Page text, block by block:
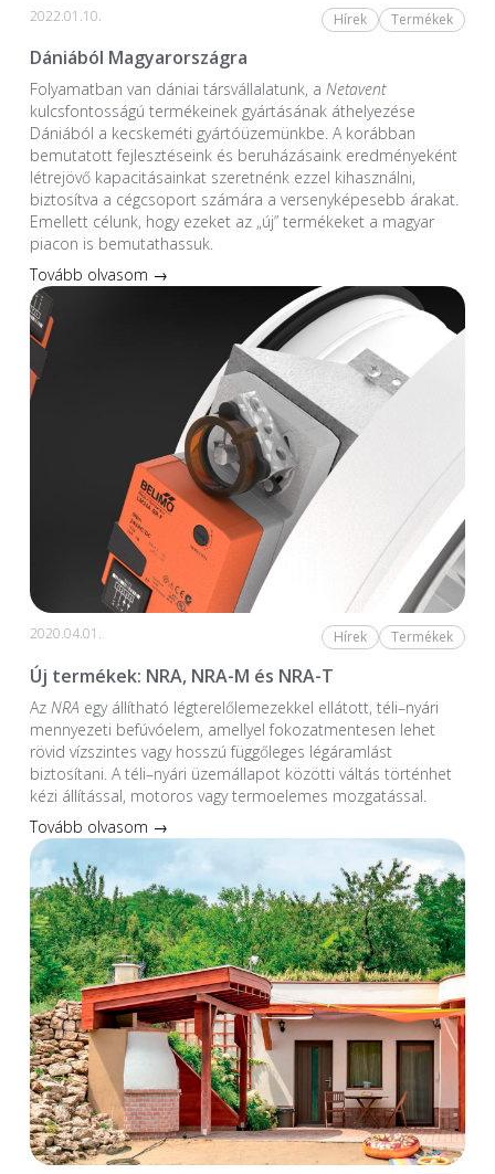
2022.01.10. Hírek Termékek
Dániából Magyarországra
Folyamatban van dániai társvállalatunk, a Netavent
kulcsfontosságú termékeinek gyártásának áthelyezése
Dániából a kecskeméti gyártóüzemünkbe. A korábban
bemutatott fejlesztéseink és beruházásaink eredményeként
létrejövő kapacitásainkat szeretnénk ezzel kihasználni,
biztosítva a cégcsoport számára a versenyképesebb árakat.
Emellett célunk, hogy ezeket az „új” termékeket a magyar
piacon is bemutathassuk.
Tovább olvasom →
2020.04.01. Hírek Termékek
Új termékek: NRA, NRA-M és NRA-T
Az NRA egy állítható légterelőlemezekkel ellátott, téli–nyári
mennyezeti befúvóelem, amellyel fokozatmentesen lehet
rövid vízszintes vagy hosszú függőleges légáramlást
biztosítani. A téli–nyári üzemállapot közötti váltás történhet
kézi állítással, motoros vagy termoelemes mozgatással.
Tovább olvasom →